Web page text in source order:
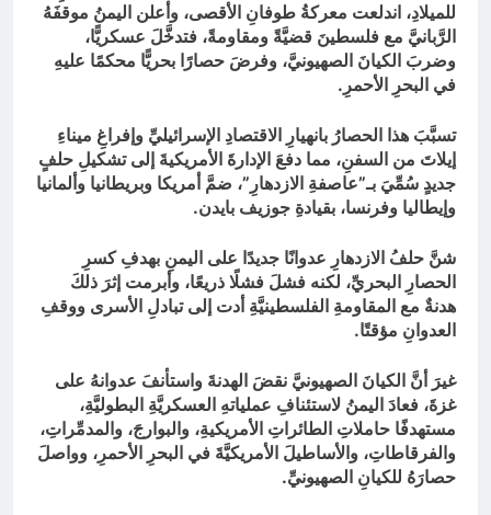
للميلادِ، اندلعت معركةُ طوفانِ الأقصى، وأعلن اليمنُ موقفَهُ
الرَّبانيَّ مع فلسطينَ قضيَّةً ومقاومةً، فتدخَّلَ عسكريًّا،
وضربَ الكيانَ الصهيونيَّ، وفرضَ حصارًا بحريًّا محكمًا عليهِ
في البحرِ الأحمرِ.
تسبَّبَ هذا الحصارُ بانهيارِ الاقتصادِ الإسرائيليِّ وإفراغِ ميناءِ
إيلاتَ من السفنِ، مما دفعَ الإدارةَ الأمريكيةَ إلى تشكيلِ حلفٍ
جديدٍ سُمِّيَ بـ”عاصفةِ الازدهارِ”، ضمَّ أمريكا وبريطانيا وألمانيا
وإيطاليا وفرنسا، بقيادةِ جوزيف بايدن.
شنَّ حلفُ الازدهارِ عدوانًا جديدًا على اليمنِ بهدفِ كسرِ
الحصارِ البحريِّ، لكنه فشلَ فشلًا ذريعًا، وأبرمت إثرَ ذلكَ
هدنةٌ مع المقاومةِ الفلسطينيَّةِ أدت إلى تبادلِ الأسرى ووقفِ
العدوانِ مؤقتًا.
غيرَ أنَّ الكيانَ الصهيونيَّ نقضَ الهدنةَ واستأنفَ عدوانهُ على
غزةَ، فعادَ اليمنُ لاستئنافِ عملياتهِ العسكريَّةِ البطوليَّةِ،
مستهدفًا حاملاتِ الطائراتِ الأمريكيةِ، والبوارجَ، والمدمِّراتِ،
والفرقاطاتِ، والأساطيلَ الأمريكيَّةَ في البحرِ الأحمرِ، وواصلَ
حصارَهُ للكيانِ الصهيونيِّ.